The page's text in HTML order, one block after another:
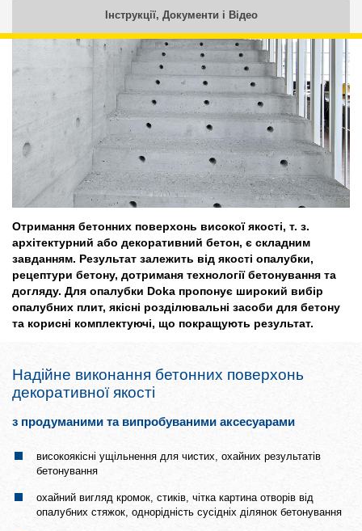
Інструкції, Документи і Відео
Отримання бетонних поверхонь високої якості, т. з.
архітектурний або декоративний бетон, є складним
завданням. Результат залежить від якості опалубки,
рецептури бетону, дотриманя технології бетонування та
догляду. Для опалубки Doka пропонує широкий вибір
опалубних плит, якісні розділювальні засоби для бетону
та корисні комплектуючі, що покращують результат.
Надійне виконання бетонних поверхонь
декоративної якості
з продуманими та випробуваними аксесуарами
високоякісні ущільнення для чистих, охайних результатів
бетонування
охайний вигляд кромок, стиків, чітка картина отворів від
опалубних стяжок, однорідність сусідніх ділянок бетонування